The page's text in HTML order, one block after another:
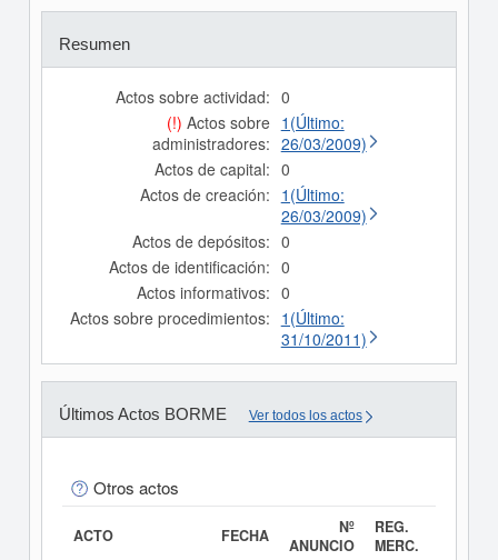
Resumen
Actos sobre actividad: 0
(!) Actos sobre
administradores:
1(Último:
26/03/2009)
Actos de capital: 0
Actos de creación: 1(Último:
26/03/2009)
Actos de depósitos: 0
Actos de identificación: 0
Actos informativos: 0
Actos sobre procedimientos: 1(Último:
31/10/2011)
Últimos Actos BORME Ver todos los actos
Otros actos
ACTO FECHA
Nº
ANUNCIO
REG.
MERC.